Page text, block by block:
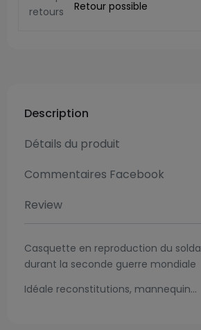
Retour possible
Description
Détails du produit
Commentaires Facebook
Review
Casquette en reproduction du
durant la seconde guerre mondiale
Idéale reconstitutions, mannequin...